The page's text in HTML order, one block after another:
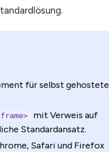
für selbst gehostete
mit Verweis auf
Standardansatz.
Safari und Firefox